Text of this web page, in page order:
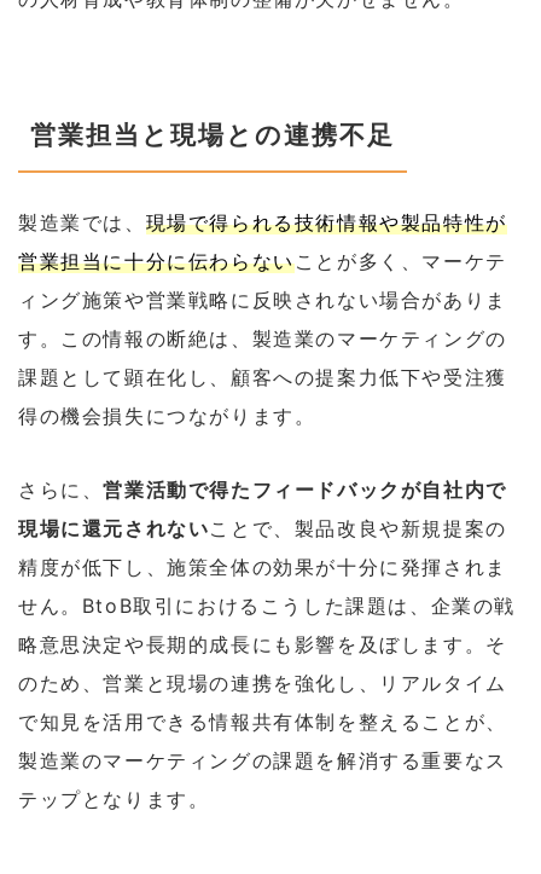
営業担当と現場との連携不足
製造業では、 現場で得られる技術情報や製品特性が
営業担当に十分に伝わらないことが多く、マーケテ
ィング施策や営業戦略に反映されない場合がありま
す。この情報の断絶は、製造業のマーケティングの
課題として顕在化し、顧客への提案力低下や受注獲
得の機会損失につながります。
さらに、営業活動で得たフィードバックが自社内で
現場に還元されないことで、製品改良や新規提案の
精度が低下し、施策全体の効果が十分に発揮されま
せん。BtoB取引におけるこうした課題は、企業の戦
略意思決定や長期的成長にも影響を及ぼします。そ
のため、営業と現場の連携を強化し、リアルタイム
で知見を活用できる情報共有体制を整えることが、
製造業のマーケティングの課題を解消する重要なス
テップとなります。